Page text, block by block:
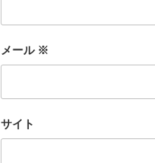
メール ※
サイト